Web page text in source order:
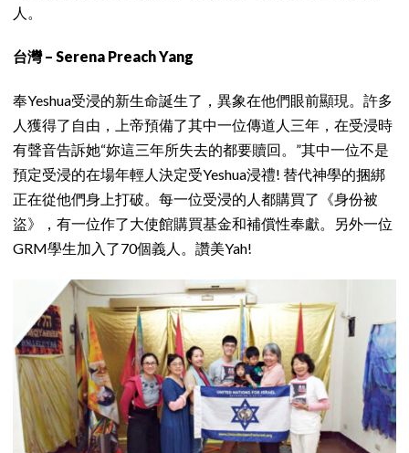
人。
台灣 – Serena Preach Yang
奉Yeshua受浸的新生命誕生了，異象在他們眼前顯現。許多
人獲得了自由，上帝預備了其中一位傳道人三年，在受浸時
有聲音告訴她“妳這三年所失去的都要贖回。”其中一位不是
預定受浸的在場年輕人決定受Yeshua浸禮! 替代神學的捆綁
正在從他們身上打破。每一位受浸的人都購買了《身份被
盜》，有一位作了大使館購買基金和補償性奉獻。另外一位
GRM學生加入了70個義人。讚美Yah!